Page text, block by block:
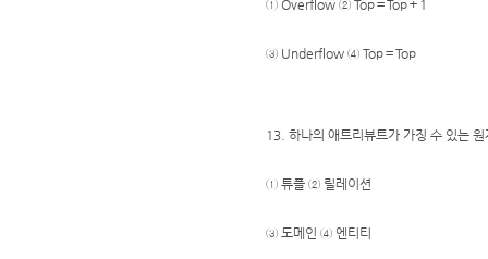
① Overflow ② Top＝Top＋1
③ Underflow ④ Top＝Top
13. 하나의 애트리뷰트가 가징 수 있는
① 튜플 ② 릴레이션
③ 도메인 ④ 엔티티